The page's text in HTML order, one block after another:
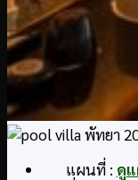
แผนที่ : ดู